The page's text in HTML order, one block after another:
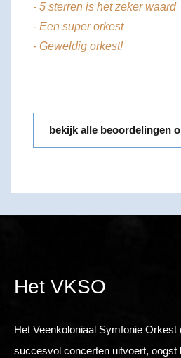
- 5 sterren is het zeker waard
- Een super orkest
- Geweldig orkest!
bekijk alle beoordelingen
Het VKSO
Het Veenkoloniaal Symfonie
succesvol concerten uitvoert, oogst